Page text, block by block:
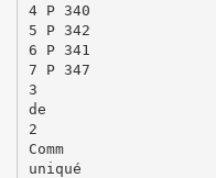
4 P 340
5 P 342
6 P 341
7 P 347
3
de
2
Comm
uniqué